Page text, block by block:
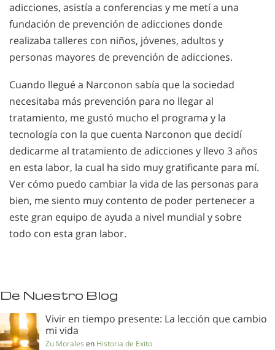
adicciones, asistía a conferencias y me metí a una
fundación de prevención de adicciones donde
realizaba talleres con niños, jóvenes, adultos y
personas mayores de prevención de adicciones.
Cuando llegué a Narconon sabía que la sociedad
necesitaba más prevención para no llegar al
tratamiento, me gustó mucho el programa y la
tecnología con la que cuenta Narconon que decidí
dedicarme al tratamiento de adicciones y llevo 3 años
en esta labor, la cual ha sido muy gratificante para mí.
Ver cómo puedo cambiar la vida de las personas para
bien, me siento muy contento de poder pertenecer a
este gran equipo de ayuda a nivel mundial y sobre
todo con esta gran labor.
De Nuestro Blog
Vivir en tiempo presente: La lección que cambio
mi vida
Zu Morales en Historia de Exito